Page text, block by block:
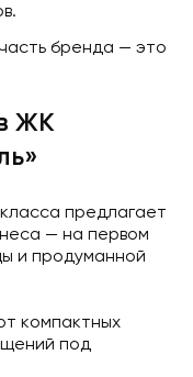
бренда — это
ЖК
предлагает
— на первом
и продуманной
компактных
под